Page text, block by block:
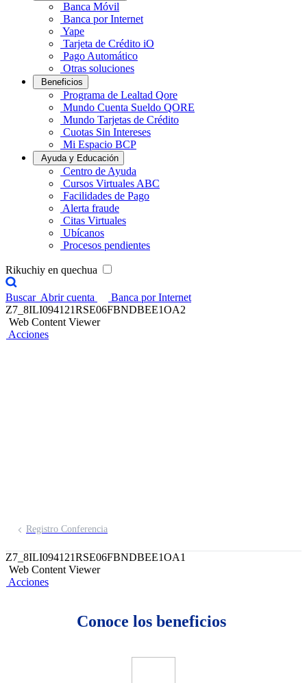
Banca Móvil
Banca por Internet
Yape
Tarjeta de Crédito iO
Pago Automático
Otras soluciones
Beneficios
Programa de Lealtad Qore
Mundo Cuenta Sueldo QORE
Mundo Tarjetas de Crédito
Cuotas Sin Intereses
Mi Espacio BCP
Ayuda y Educación
Centro de Ayuda
Cursos Virtuales ABC
Facilidades de Pago
Alerta fraude
Citas Virtuales
Ubícanos
Procesos pendientes
Rikuchiy en quechua
Buscar Abrir cuenta
Banca por Internet
Z7_8ILI094121RSE06FBNDBEE1OA2
Web Content Viewer
Acciones
Registro Conferencia
Z7_8ILI094121RSE06FBNDBEE1OA1
Web Content Viewer
Acciones
Conoce los beneficios